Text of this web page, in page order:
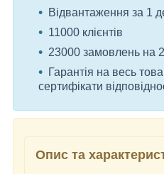
Відвантаження за 1
11000 клієнтів
23000 замовлень на
Гарантія на весь
сертифікати
Опис та